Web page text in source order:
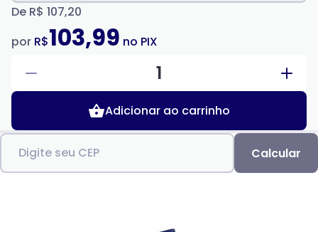
De R$ 107,20
por R$103,99 no PIX
1
Adicionar ao carrinho
Digite seu CEP Calcular